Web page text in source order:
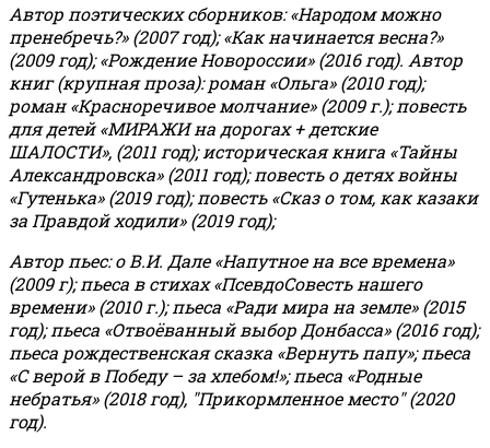
Автор поэтических сборников: «Народом можно
пренебречь?» (2007 год); «Как начинается весна?»
(2009 год); «Рождение Новороссии» (2016 год). Автор
книг (крупная проза): роман «Ольга» (2010 год);
роман «Красноречивое молчание» (2009 г.); повесть
для детей «МИРАЖИ на дорогах + детские
ШАЛОСТИ», (2011 год); историческая книга «Тайны
Александровска» (2011 год); повесть о детях войны
«Гутенька» (2019 год); повесть «Сказ о том, как казаки
за Правдой ходили» (2019 год);
Автор пьес: о В.И. Дале «Напутное на все времена»
(2009 г); пьеса в стихах «ПсевдоСовесть нашего
времени» (2010 г.); пьеса «Ради мира на земле» (2015
год); пьеса «Отвоёванный выбор Донбасса» (2016 год);
пьеса рождественская сказка «Вернуть папу»; пьеса
«С верой в Победу – за хлебом!»;пьеса «Родные
небратья» (2018 год), "Прикормленное место" (2020
год).